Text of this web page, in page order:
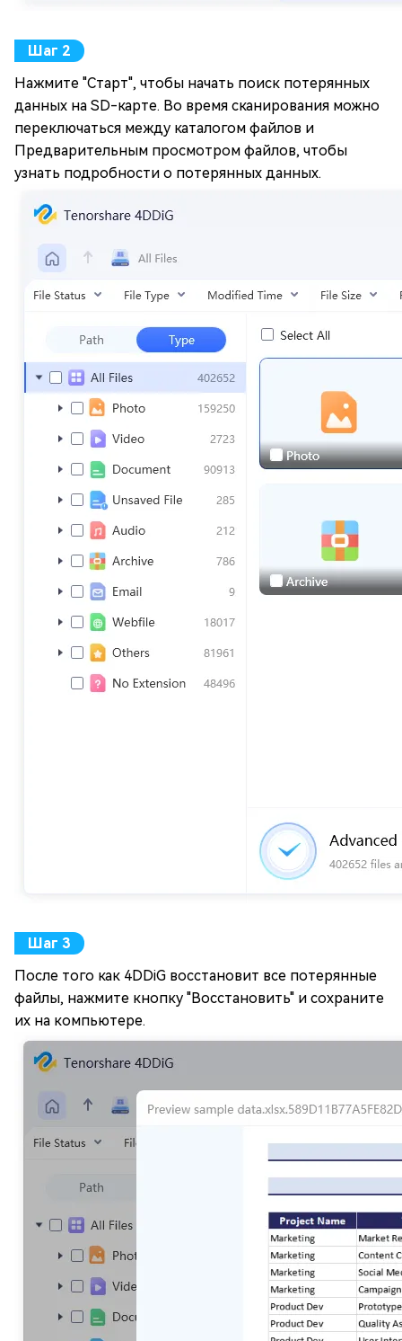
Нажмите "Старт", чтобы начать поиск потерянных
данных на SD-карте. Во время сканирования можно
переключаться между каталогом файлов и
Предварительным просмотром файлов, чтобы
узнать подробности о потерянных данных.
После того как 4DDiG восстановит все потерянные
файлы, нажмите кнопку "Восстановить" и сохраните
их на компьютере.